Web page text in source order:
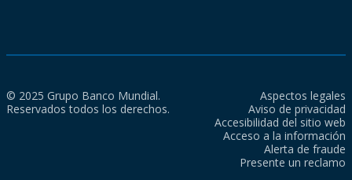
© 2025 Grupo Banco Mundial.
Reservados todos los derechos.
Aspectos legales
Aviso de privacidad
Accesibilidad del sitio web
Acceso a la información
Alerta de fraude
Presente un reclamo